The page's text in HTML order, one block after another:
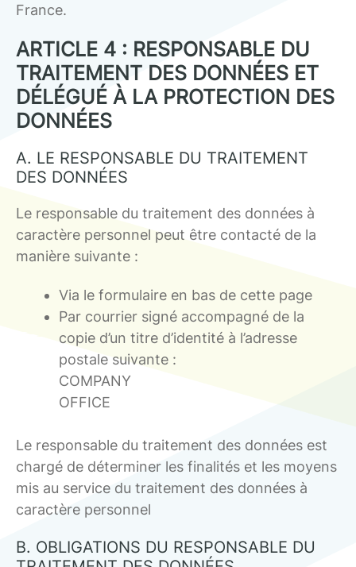
France.
ARTICLE 4 : RESPONSABLE DU
TRAITEMENT DES DONNÉES ET
DÉLÉGUÉ À LA PROTECTION DES
DONNÉES
A. LE RESPONSABLE DU TRAITEMENT
DES DONNÉES
Le responsable du traitement des données à
caractère personnel peut être contacté de la
manière suivante :
Via le formulaire en bas de cette page
Par courrier signé accompagné de la
copie d’un titre d’identité à l’adresse
postale suivante :
COMPANY
OFFICE
Le responsable du traitement des données est
chargé de déterminer les finalités et les moyens
mis au service du traitement des données à
caractère personnel
B. OBLIGATIONS DU RESPONSABLE DU